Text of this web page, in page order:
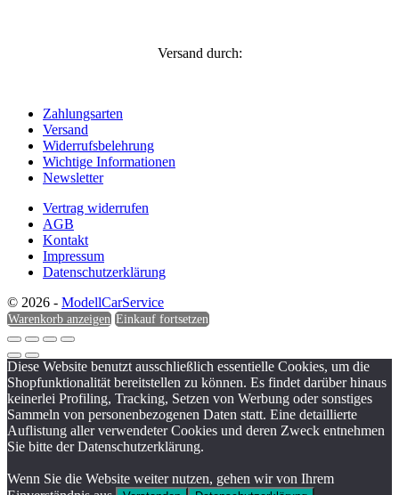
Versand durch:
Zahlungsarten
Versand
Widerrufsbelehrung
Wichtige Informationen
Newsletter
Vertrag widerrufen
AGB
Kontakt
Impressum
Datenschutzerklärung
© 2026 - ModellCarService
Warenkorb anzeigen Einkauf fortsetzen
Diese Website benutzt ausschließlich essentielle Cookies, um die
Shopfunktionalität bereitstellen zu können. Es findet darüber hinaus
keinerlei Profiling, Tracking, Setzen von Werbung oder sonstiges
Sammeln von personenbezogenen Daten statt. Eine detaillierte
Auflistung aller verwendeter Cookies und deren Zweck entnehmen
Sie bitte der Datenschutzerklärung.
Wenn Sie die Website weiter nutzen, gehen wir von Ihrem